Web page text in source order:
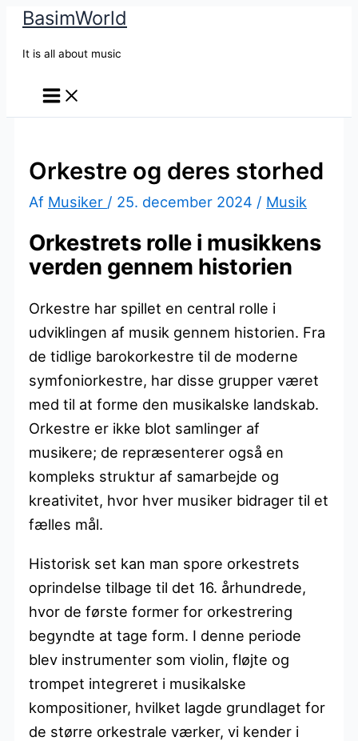
BasimWorld
It is all about music
Orkestre og deres storhed
Af Musiker / 25. december 2024 / Musik
Orkestrets rolle i musikkens
verden gennem historien
Orkestre har spillet en central rolle i
udviklingen af musik gennem historien. Fra
de tidlige barokorkestre til de moderne
symfoniorkestre, har disse grupper været
med til at forme den musikalske landskab.
Orkestre er ikke blot samlinger af
musikere; de repræsenterer også en
kompleks struktur af samarbejde og
kreativitet, hvor hver musiker bidrager til et
fælles mål.
Historisk set kan man spore orkestrets
oprindelse tilbage til det 16. århundrede,
hvor de første former for orkestrering
begyndte at tage form. I denne periode
blev instrumenter som violin, fløjte og
trompet integreret i musikalske
kompositioner, hvilket lagde grundlaget for
de større orkestrale værker, vi kender i